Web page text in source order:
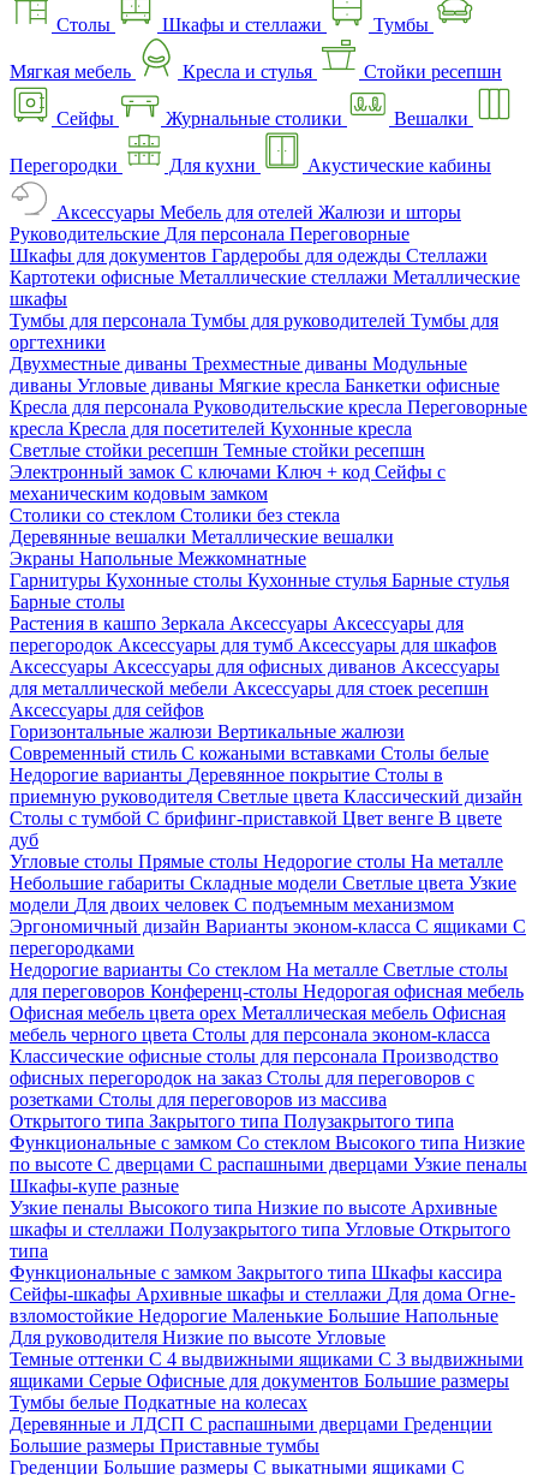
Столы Шкафы и стеллажи Тумбы
Мягкая мебель Кресла и стулья Стойки ресепшн
Сейфы Журнальные столики Вешалки
Перегородки Для кухни Акустические кабины
Аксессуары Мебель для отелей Жалюзи и шторы
Руководительские Для персонала Переговорные
Шкафы для документов Гардеробы для одежды Стеллажи
Картотеки офисные Металлические стеллажи Металлические
шкафы
Тумбы для персонала Тумбы для руководителей Тумбы для
оргтехники
Двухместные диваны Трехместные диваны Модульные
диваны Угловые диваны Мягкие кресла Банкетки офисные
Кресла для персонала Руководительские кресла Переговорные
кресла Кресла для посетителей Кухонные кресла
Светлые стойки ресепшн Темные стойки ресепшн
Электронный замок С ключами Ключ + код Сейфы с
механическим кодовым замком
Столики со стеклом Столики без стекла
Деревянные вешалки Металлические вешалки
Экраны Напольные Межкомнатные
Гарнитуры Кухонные столы Кухонные стулья Барные стулья
Барные столы
Растения в кашпо Зеркала Аксессуары Аксессуары для
перегородок Аксессуары для тумб Аксессуары для шкафов
Аксессуары Аксессуары для офисных диванов Аксессуары
для металлической мебели Аксессуары для стоек ресепшн
Аксессуары для сейфов
Горизонтальные жалюзи Вертикальные жалюзи
Современный стиль С кожаными вставками Столы белые
Недорогие варианты Деревянное покрытие Столы в
приемную руководителя Светлые цвета Классический дизайн
Столы с тумбой С брифинг-приставкой Цвет венге В цвете
дуб
Угловые столы Прямые столы Недорогие столы На металле
Небольшие габариты Складные модели Светлые цвета Узкие
модели Для двоих человек С подъемным механизмом
Эргономичный дизайн Варианты эконом-класса С ящиками С
перегородками
Недорогие варианты Со стеклом На металле Светлые столы
для переговоров Конференц-столы Недорогая офисная мебель
Офисная мебель цвета орех Металлическая мебель Офисная
мебель черного цвета Столы для персонала эконом-класса
Классические офисные столы для персонала Производство
офисных перегородок на заказ Столы для переговоров с
розетками Столы для переговоров из массива
Открытого типа Закрытого типа Полузакрытого типа
Функциональные с замком Со стеклом Высокого типа Низкие
по высоте С дверцами С распашными дверцами Узкие пеналы
Шкафы-купе разные
Узкие пеналы Высокого типа Низкие по высоте Архивные
шкафы и стеллажи Полузакрытого типа Угловые Открытого
типа
Функциональные с замком Закрытого типа Шкафы кассира
Сейфы-шкафы Архивные шкафы и стеллажи Для дома Огне-
взломостойкие Недорогие Маленькие Большие Напольные
Для руководителя Низкие по высоте Угловые
Темные оттенки С 4 выдвижными ящиками С 3 выдвижными
ящиками Серые Офисные для документов Большие размеры
Тумбы белые Подкатные на колесах
Деревянные и ЛДСП С распашными дверцами Греденции
Большие размеры Приставные тумбы
Греденции Большие размеры С выкатными ящиками С